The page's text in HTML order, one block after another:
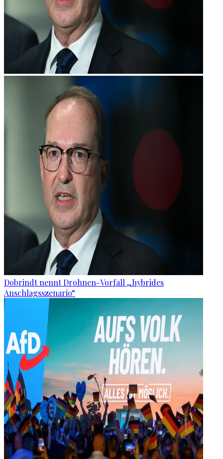
Dobrindt nennt Drohnen-Vorfall „hybrides
Anschlagsszenario“